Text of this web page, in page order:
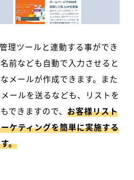
理ツールと連動する事ができ
前なども自動で入力させると
メールが作成できます。また
ールを送るなども、リストを
できますので、お客様リスト
ケティングを簡単に実施する
。